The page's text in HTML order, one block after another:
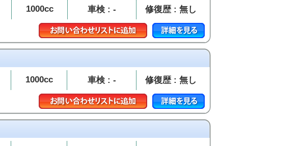
1000cc 車検 : - 修復歴 : 無し
1000cc 車検 : - 修復歴 : 無し